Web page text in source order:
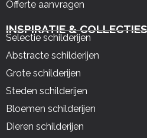
Offerte aanvragen
INSPIRATIE & COLLECTIES
Selectie schilderijen
Abstracte schilderijen
Grote schilderijen
Steden schilderijen
Bloemen schilderijen
Dieren schilderijen